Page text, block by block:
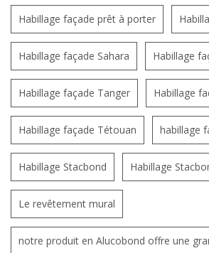
Habillage façade prêt à porter
Habillage façade Sahara Habillage
Habillage façade Tanger Habillage
Habillage façade Tétouan habillage
Habillage Stacbond Habillage
Le revêtement mural
notre produit en Alucobond offre une